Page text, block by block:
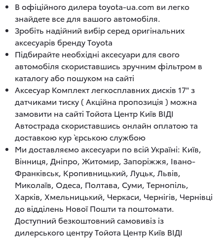
В офіційного дилера toyota-ua.com ви легко
знайдете все для вашого автомобіля.
Зробіть надійний вибір серед оригінальних
аксесуарів бренду Toyota
Підбирайте необхідні аксесуари для свого
автомобіля скориставшись зручним фільтром в
каталогу або пошуком на сайті
Аксесуар Комплект легкосплавних дисків 17" з
датчиками тиску ( Акційна пропозиція ) можна
замовити на сайті Тойота Центр Київ ВІДІ
Автострада скориставшись онлайн оплатою та
доставкою кур`єрською службою
Ми доставляємо аксесуари по всій Україні: Київ,
Вінниця, Дніпро, Житомир, Запоріжжя, Івано-
Франківськ, Кропивницький, Луцьк, Львів,
Миколаїв, Одеса, Полтава, Суми, Тернопіль,
Харків, Хмельницький, Черкаси, Чернігів, Чернівці
до відділень Нової Пошти та поштомати.
Доступний безкоштовний самовивіз із
дилерського центру Тойота Центр Київ ВІДІ